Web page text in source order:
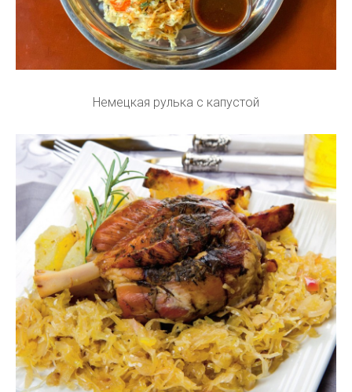
Немецкая рулька с капустой